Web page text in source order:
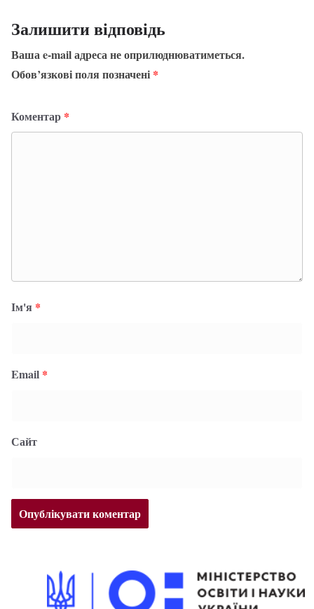
Залишити відповідь
Ваша e-mail адреса не оприлюднюватиметься.
Обов’язкові поля позначені *
Коментар *
Ім'я *
Email *
Сайт